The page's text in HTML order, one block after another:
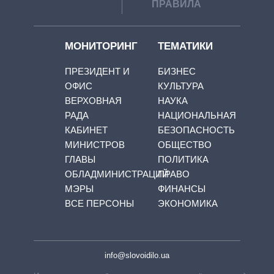
ПРАВИЛА
МОНИТОРИНГ
ПРЕЗИДЕНТ И
ОФИС
ВЕРХОВНАЯ
РАДА
КАБИНЕТ
МИНИСТРОВ
ГЛАВЫ
ОБЛАДМИНИСТРАЦИЙ
МЭРЫ
ВСЕ ПЕРСОНЫ
ТЕМАТИКИ
БИЗНЕС
КУЛЬТУРА
НАУКА
НАЦИОНАЛЬНАЯ
БЕЗОПАСНОСТЬ
ОБЩЕСТВО
ПОЛИТИКА
ПРАВО
ФИНАНСЫ
ЭКОНОМИКА
info@slovoidilo.ua